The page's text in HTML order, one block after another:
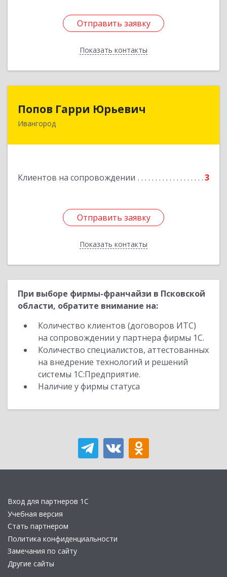
Отправить заявку
Показать контакты
Отправить заявку
Назад
Попов Гарри Юрьевич
Ивангород
Клиентов на сопровождении 3
Отправить заявку
Показать контакты
Отправить заявку
Назад
При выборе фирмы-франчайзи в Псковской
области, обратите внимание на:
Количество клиентов (договоров ИТС)
на сопровождении у партнера фирмы 1С.
Количество специалистов, аттестованных
на внедрение технологий и решений
системы 1С:Предприятие.
Наличие у фирмы статуса
Вход для партнеров 1С
Учебная версия
Стать партнером
Политика конфиденциальности
Замечания по сайту
Другие сайты